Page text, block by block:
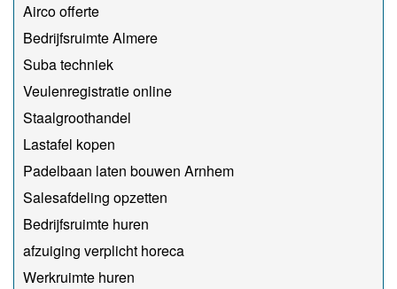
Airco offerte
Bedrijfsruimte Almere
Suba techniek
Veulenregistratie online
Staalgroothandel
Lastafel kopen
Padelbaan laten bouwen Arnhem
Salesafdeling opzetten
Bedrijfsruimte huren
afzuiging verplicht horeca
Werkruimte huren